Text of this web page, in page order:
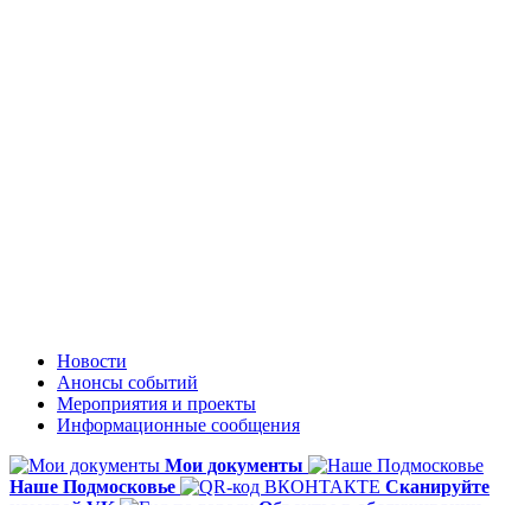
Новости
Анонсы событий
Мероприятия и проекты
Информационные сообщения
Мои документы
Наше Подмосковье
Сканируйте